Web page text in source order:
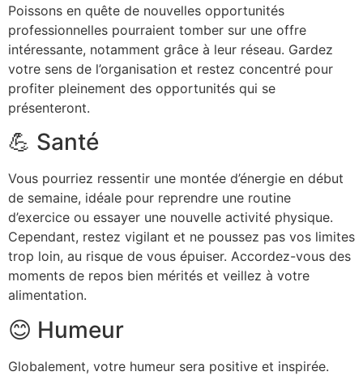
Poissons en quête de nouvelles opportunités
professionnelles pourraient tomber sur une offre
intéressante, notamment grâce à leur réseau. Gardez
votre sens de l’organisation et restez concentré pour
profiter pleinement des opportunités qui se
présenteront.
💪 Santé
Vous pourriez ressentir une montée d’énergie en début
de semaine, idéale pour reprendre une routine
d’exercice ou essayer une nouvelle activité physique.
Cependant, restez vigilant et ne poussez pas vos limites
trop loin, au risque de vous épuiser. Accordez-vous des
moments de repos bien mérités et veillez à votre
alimentation.
😊 Humeur
Globalement, votre humeur sera positive et inspirée.